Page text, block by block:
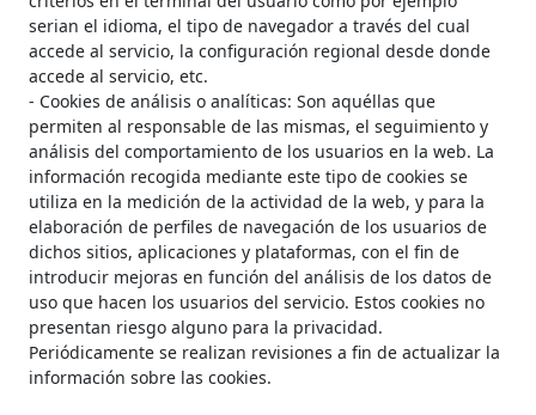
serian el idioma, el tipo de navegador a través del cual
accede al servicio, la configuración regional desde donde
accede al servicio, etc.
- Cookies de análisis o analíticas: Son aquéllas que
permiten al responsable de las mismas, el seguimiento y
análisis del comportamiento de los usuarios en la web. La
información recogida mediante este tipo de cookies se
utiliza en la medición de la actividad de la web, y para la
elaboración de perfiles de navegación de los usuarios de
dichos sitios, aplicaciones y plataformas, con el fin de
introducir mejoras en función del análisis de los datos de
uso que hacen los usuarios del servicio. Estos cookies no
presentan riesgo alguno para la privacidad.
Periódicamente se realizan revisiones a fin de actualizar la
información sobre las cookies.